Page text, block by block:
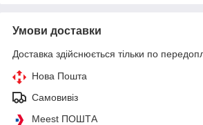
Умови доставки
Доставка здійснюється тільки по
Нова Пошта
Самовивіз
Meest ПОШТА